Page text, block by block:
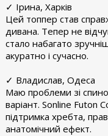
✓ Ірина, Харків
Цей топпер став
дивана. Тепер не
стало набагато
акуратно і сучасно.
✓ Владислав, Одеса
Маю проблеми зі
варіант. Sonline Futon
підтримка хребта,
анатомічний ефект.